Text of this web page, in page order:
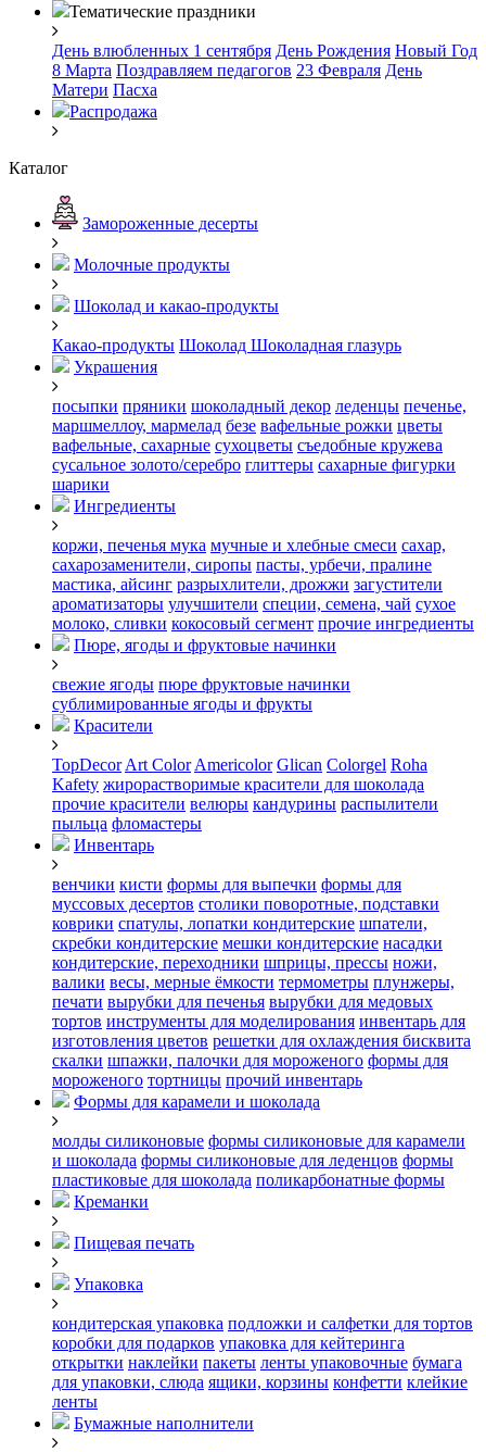
Тематические праздники
День влюбленных 1 сентября День Рождения Новый Год
8 Марта Поздравляем педагогов 23 Февраля День
Матери Пасха
Распродажа
Каталог
Замороженные десерты
Молочные продукты
Шоколад и какао-продукты
Какао-продукты Шоколад Шоколадная глазурь
Украшения
посыпки пряники шоколадный декор леденцы печенье,
маршмеллоу, мармелад безе вафельные рожки цветы
вафельные, сахарные сухоцветы съедобные кружева
сусальное золото/серебро глиттеры сахарные фигурки
шарики
Ингредиенты
коржи, печенья мука мучные и хлебные смеси сахар,
сахарозаменители, сиропы пасты, урбечи, пралине
мастика, айсинг разрыхлители, дрожжи загустители
ароматизаторы улучшители специи, семена, чай сухое
молоко, сливки кокосовый сегмент прочие ингредиенты
Пюре, ягоды и фруктовые начинки
свежие ягоды пюре фруктовые начинки
сублимированные ягоды и фрукты
Красители
TopDecor Art Color Americolor Glican Colorgel Roha
Kafety жирорастворимые красители для шоколада
прочие красители велюры кандурины распылители
пыльца фломастеры
Инвентарь
венчики кисти формы для выпечки формы для
муссовых десертов столики поворотные, подставки
коврики cпатулы, лопатки кондитерские шпатели,
скребки кондитерские мешки кондитерские насадки
кондитерские, переходники шприцы, прессы ножи,
валики весы, мерные ёмкости термометры плунжеры,
печати вырубки для печенья вырубки для медовых
тортов инструменты для моделирования инвентарь для
изготовления цветов решетки для охлаждения бисквита
скалки шпажки, палочки для мороженого формы для
мороженого тортницы прочий инвентарь
Формы для карамели и шоколада
молды силиконовые формы силиконовые для карамели
и шоколада формы силиконовые для леденцов формы
пластиковые для шоколада поликарбонатные формы
Креманки
Пищевая печать
Упаковка
кондитерская упаковка подложки и салфетки для тортов
коробки для подарков упаковка для кейтеринга
открытки наклейки пакеты ленты упаковочные бумага
для упаковки, слюда ящики, корзины конфетти клейкие
ленты
Бумажные наполнители